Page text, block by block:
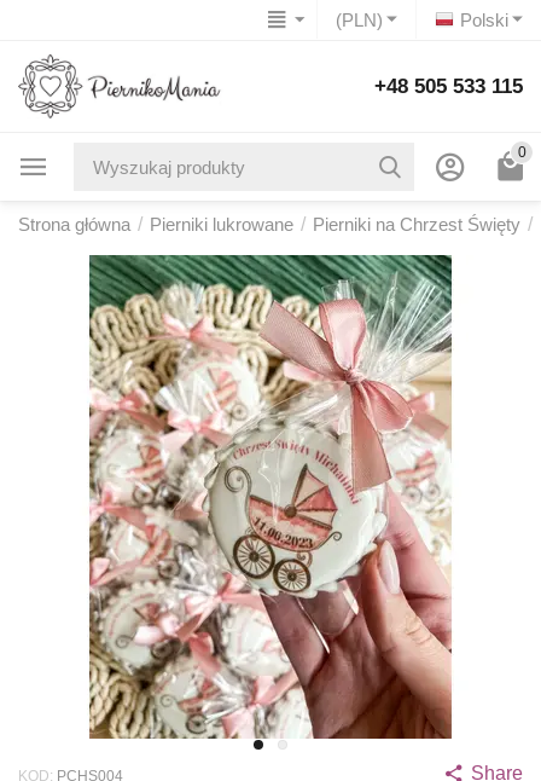
Polski
(PLN)
+48 505 533 115
0
Strona główna / Pierniki lukrowane / Pierniki na Chrzest Święty /
KOD: PCHS004 Share